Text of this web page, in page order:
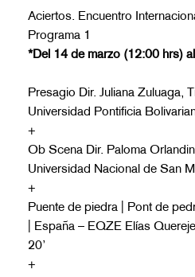
Aciertos. Encuentro
Programa 1
*Del 14 de marzo (12:00 hrs)
Presagio Dir. Juliana Zuluaga,
Universidad Pontificia
+
Ob Scena Dir. Paloma
Universidad Nacional de San
+
Puente de piedra | Pont de
| España – EQZE Elías
20’
+